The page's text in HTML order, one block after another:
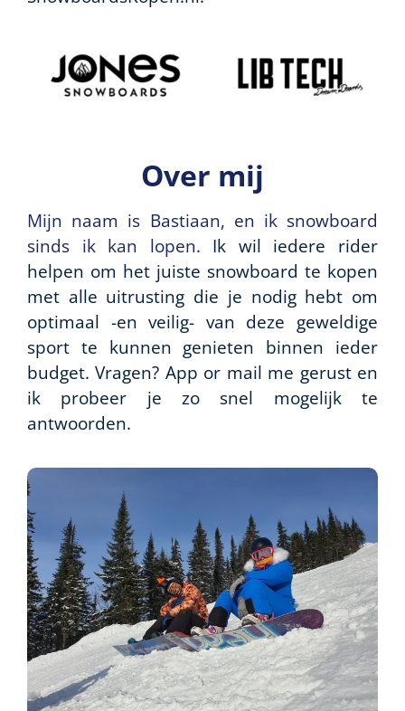
Over mij
Mijn naam is Bastiaan, en ik snowboard
sinds ik kan lopen. Ik wil iedere rider
helpen om het juiste snowboard te kopen
met alle uitrusting die je nodig hebt om
optimaal -en veilig- van deze geweldige
sport te kunnen genieten binnen ieder
budget. Vragen? App or mail me gerust en
ik probeer je zo snel mogelijk te
antwoorden.